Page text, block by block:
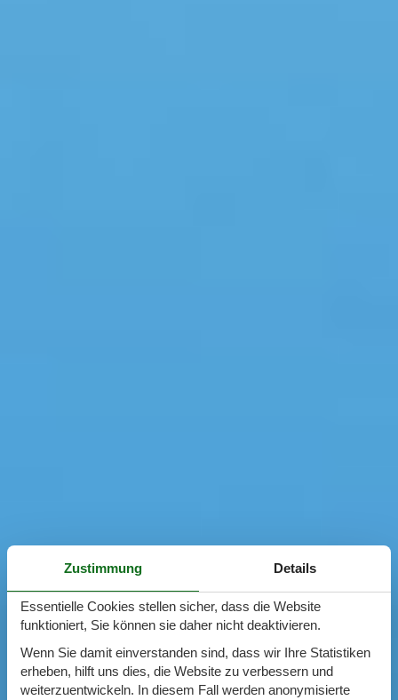
Zustimmung Details
Essentielle Cookies stellen sicher, dass die Website
funktioniert, Sie können sie daher nicht deaktivieren.
Wenn Sie damit einverstanden sind, dass wir Ihre Statistiken
erheben, hilft uns dies, die Website zu verbessern und
weiterzuentwickeln. In diesem Fall werden anonymisierte